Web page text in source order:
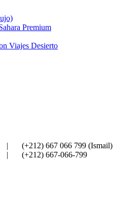
Premium
Viajes Desierto
|
(+212) 667 066 799 (Ismail)
|
(+212) 667-066-799